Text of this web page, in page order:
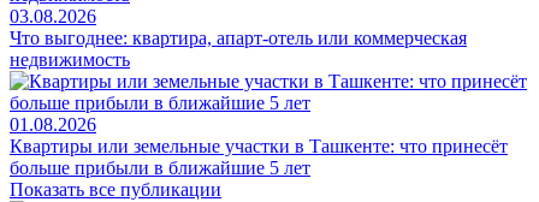
03.08.2026
Что выгоднее: квартира, апарт-отель или коммерческая
недвижимость
01.08.2026
Квартиры или земельные участки в Ташкенте: что принесёт
больше прибыли в ближайшие 5 лет
Показать все публикации